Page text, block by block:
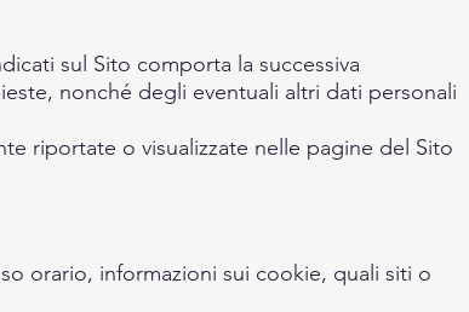
sul Sito comporta la successiva
nonché degli eventuali altri dati personali
riportate o visualizzate nelle pagine del Sito
orario, informazioni sui cookie, quali siti o